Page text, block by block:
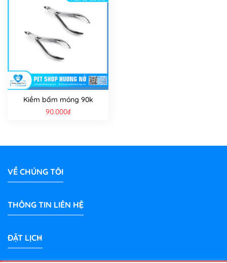
Kiềm bấm móng 90k
90.000₫
VỀ CHÚNG TÔI
THÔNG TIN LIÊN HỆ
ĐẶT LỊCH